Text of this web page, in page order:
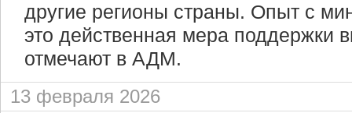
другие регионы страны. Опыт с
это действенная мера поддержки
отмечают в АДМ.
13 февраля 2026